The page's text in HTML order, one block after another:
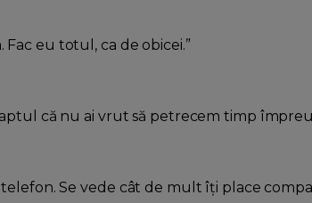
Fac eu totul, ca de obicei.”
că nu ai vrut să petrecem timp
telefon. Se vede cât de mult îți place